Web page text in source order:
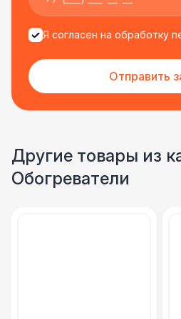
Я согласен на обработку
Отправить
Другие товары из
Обогреватели